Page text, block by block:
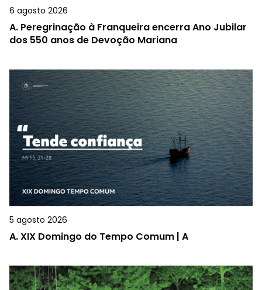
6 agosto 2026
A. Peregrinação à Franqueira encerra Ano Jubilar
dos 550 anos de Devoção Mariana
5 agosto 2026
A.XIX Domingo do Tempo Comum | A